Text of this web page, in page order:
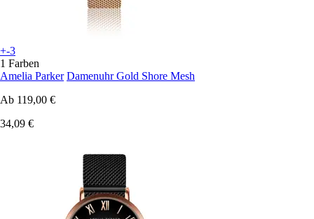
+-3
1 Farben
Amelia Parker Damenuhr Gold Shore Mesh
Ab 119,00 €
34,09 €